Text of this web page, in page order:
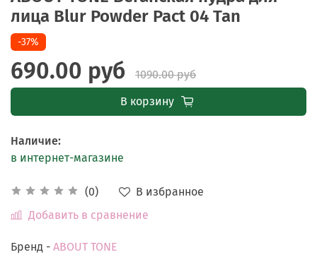
лица Blur Powder Pact 04 Tan
(0)
В избранное
Добавить в сравнение
-37%
690.00 руб
1090.00 руб
В корзину
Наличие:
в интернет-магазине
Бренд - ABOUT TONE